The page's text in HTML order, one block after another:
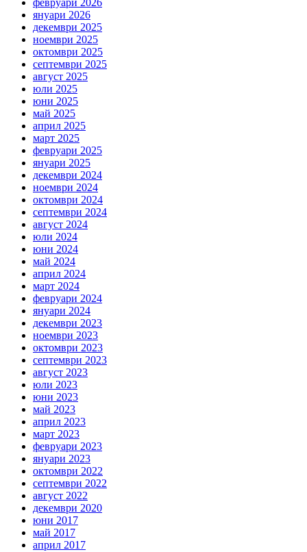
февруари 2026
януари 2026
декември 2025
ноември 2025
октомври 2025
септември 2025
август 2025
юли 2025
юни 2025
май 2025
април 2025
март 2025
февруари 2025
януари 2025
декември 2024
ноември 2024
октомври 2024
септември 2024
август 2024
юли 2024
юни 2024
май 2024
април 2024
март 2024
февруари 2024
януари 2024
декември 2023
ноември 2023
октомври 2023
септември 2023
август 2023
юли 2023
юни 2023
май 2023
април 2023
март 2023
февруари 2023
януари 2023
октомври 2022
септември 2022
август 2022
декември 2020
юни 2017
май 2017
април 2017